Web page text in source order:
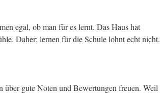
egal, ob man für es lernt. Das Haus hat
Daher: lernen für die Schule lohnt echt nicht.
gute Noten und Bewertungen freuen. Weil